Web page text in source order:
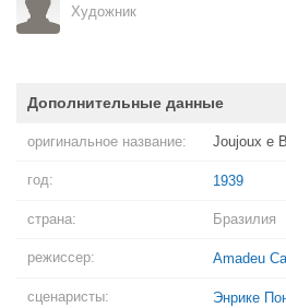
Художник
Дополнительные данные
оригинальное название: Joujoux e
год: 1939
страна: Бразилия
режиссер: Amadeu
сценаристы: Энрике